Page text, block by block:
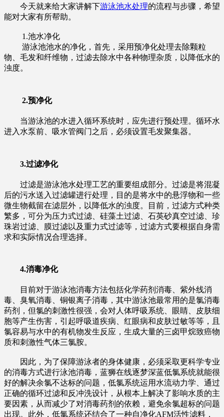
今天就来给大家讲解下游泳池水处理的流程与步骤，希望
能对大家有所帮助。
1.池水净化
游泳池池水的净化，首先，采用预净化处理去除颗粒
物、毛发和纤维物，过滤去除水中各种物理杂质，以降低水的
浊度。
2.预净化
当游泳池的水进入循环系统时，应先进行预处理。循环水
进入水泵前、吸水管阀门之后，必须设置毛发聚集器。
3.过滤净化
过滤是游泳池水处理工艺的重要组成部分。过滤是将混凝
后的污水送入过滤罐进行处理，目的是将水中的悬浮物和一些
微生物截留在滤层外，以降低水的浊度。目前，过滤方式种类
繁多，可分为压力式过滤、硅藻土过滤、石英砂真空过滤、珍
珠岩过滤、膜过滤以及重力式过滤等，过滤方式要根据自身需
求和实际情况合理选择。
4.消毒净化
目前对于游泳池消毒方法包括化学药剂消毒、紫外线消
毒、臭氧消毒、铜银离子消毒，其中游泳池最常用的是氯消毒
药剂，但氯的刺激性很强，会对人体呼吸系统、眼睛、皮肤细
胞等产生伤害，引起呼吸道疾病、红眼病和皮肤过敏等等，且
氯容易与水中的有机物发生反应，生成大量的三卤甲烷致癌物
质和刺激性气体三氯胺。
因此，为了保障游泳者的身体健康，必须采取更科学专业
的消毒方式进行泳池消毒，蓝狮在线逐梦深蓝低氯系统就能很
好的解决余氯不达标的问题，低氯系统运用水流动力学、通过
正确的循环过滤和反冲洗设计，从根本上解决了影响水质的主
要因素，从而减少了对消毒药剂的依赖，避免余氯超标的问题
出现。此外，低氯系统还结合了一种自净化AFM活性滤料，